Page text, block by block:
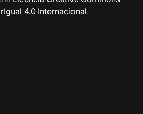
4.0 Internacional.